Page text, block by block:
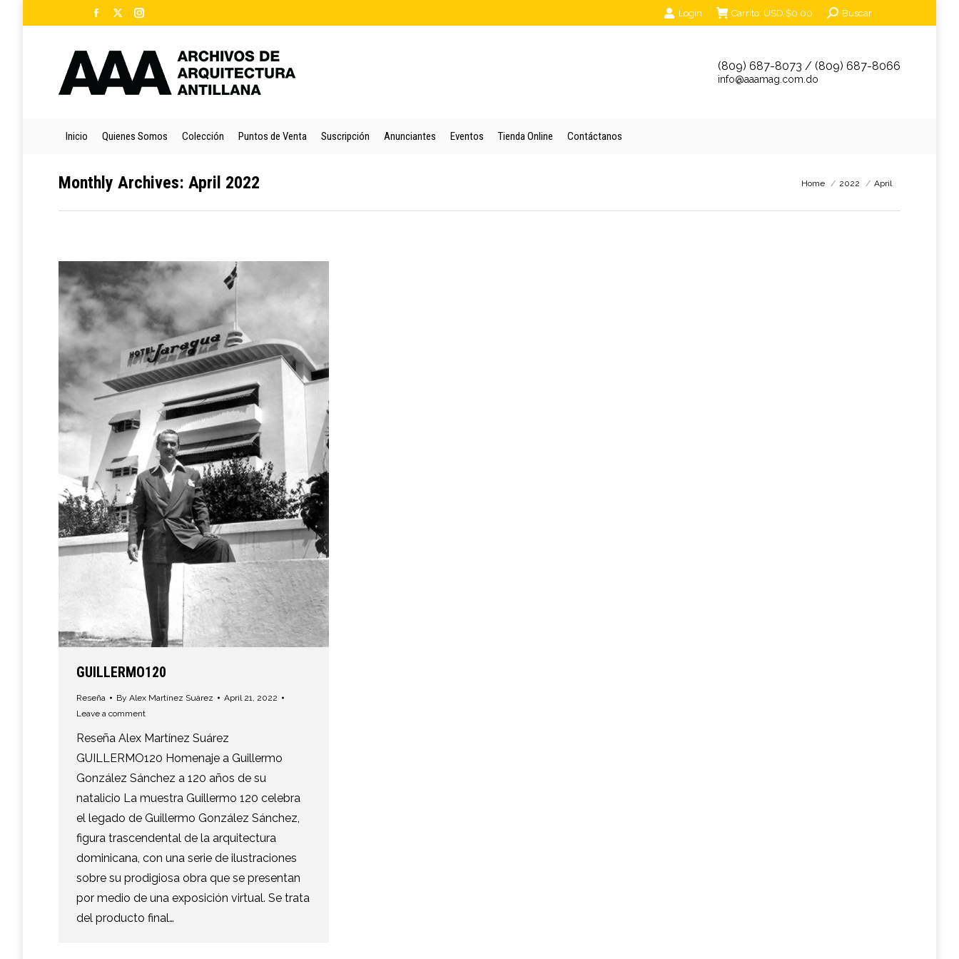
Facebook
opens
in
new
X
opens
in
new
Instagram
opens
in
new
Login Carrito: USD $0.00 Search:Buscar
(809) 687-8073 / (809) 687-8066
info@aaamag.com.do
Inicio Quienes Somos Colección Puntos de Venta Suscripción Anunciantes Eventos Tienda Online Contáctanos
Monthly Archives: April 2022 You are here:
Home 2022 April
GUILLERMO120
Reseña By Alex Martínez Suárez
April 21, 2022
Leave a comment
Reseña Alex Martínez Suárez
GUILLERMO120 Homenaje a Guillermo
González Sánchez a 120 años de su
natalicio La muestra Guillermo 120 celebra
el legado de Guillermo González Sánchez,
figura trascendental de la arquitectura
dominicana, con una serie de ilustraciones
sobre su prodigiosa obra que se presentan
por medio de una exposición virtual. Se trata
del producto final…
Inicio Quienes Somos Colección Puntos de Venta Suscripción Anunciantes Eventos Tienda Online Contáctanos